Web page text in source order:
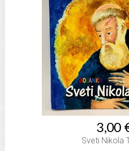
3,00
Sveti Nikola